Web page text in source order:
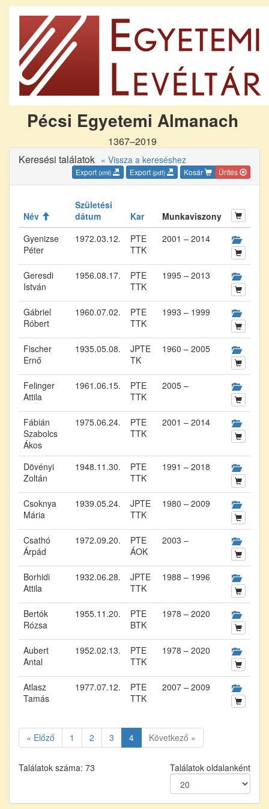
Pécsi Egyetemi Almanach
1367–2019
Keresési találatok « Vissza a kereséshez
Export (xml) Export (pdf) Kosár Ürítés
Név
Születési
dátum
Kar
Munkaviszony
Gyenizse
Péter
1972.03.12.
PTE
TTK
2001 – 2014
Geresdi
István
1956.08.17.
PTE
TTK
1995 – 2013
Gábriel
Róbert
1960.07.02.
PTE
TTK
1993 – 1999
Fischer
Ernő
1935.05.08.
JPTE
TK
1960 – 2005
Felinger
Attila
1961.06.15.
PTE
TTK
2005 –
Fábián
Szabolcs
Ákos
1975.06.24.
PTE
TTK
2001 – 2014
Dövényi
Zoltán
1948.11.30.
PTE
TTK
1991 – 2018
Csoknya
Mária
1939.05.24.
JPTE
TTK
1980 – 2009
Csathó
Árpád
1972.09.20.
PTE
ÁOK
2003 –
Borhidi
Attila
1932.06.28.
JPTE
TTK
1988 – 1996
Bertók
Rózsa
1955.11.20.
PTE
BTK
1978 – 2020
Aubert
Antal
1952.02.13.
PTE
TTK
1978 – 2020
Atlasz
Tamás
1977.07.12.
PTE
TTK
2007 – 2009
« Előző 1 2 3 4 Következő »
Találatok száma: 73 Találatok oldalanként